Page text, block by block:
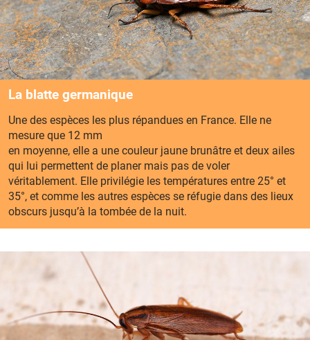
La blatte germanique
Une des espèces les plus répandues en France. Elle ne
mesure que 12 mm
en moyenne, elle a une couleur jaune brunâtre et deux ailes
qui lui permettent de planer mais pas de voler
véritablement. Elle privilégie les températures entre 25° et
35°, et comme les autres espèces se réfugie dans des lieux
obscurs jusqu’à la tombée de la nuit.